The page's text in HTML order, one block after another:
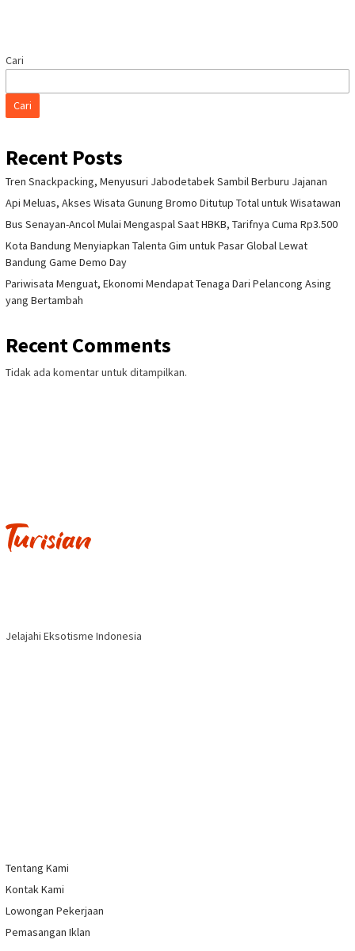
Cari
Cari
Recent Posts
Tren Snackpacking, Menyusuri Jabodetabek Sambil Berburu Jajanan
Api Meluas, Akses Wisata Gunung Bromo Ditutup Total untuk Wisatawan
Bus Senayan-Ancol Mulai Mengaspal Saat HBKB, Tarifnya Cuma Rp3.500
Kota Bandung Menyiapkan Talenta Gim untuk Pasar Global Lewat
Bandung Game Demo Day
Pariwisata Menguat, Ekonomi Mendapat Tenaga Dari Pelancong Asing
yang Bertambah
Recent Comments
Tidak ada komentar untuk ditampilkan.
Jelajahi Eksotisme Indonesia
Tentang Kami
Kontak Kami
Lowongan Pekerjaan
Pemasangan Iklan